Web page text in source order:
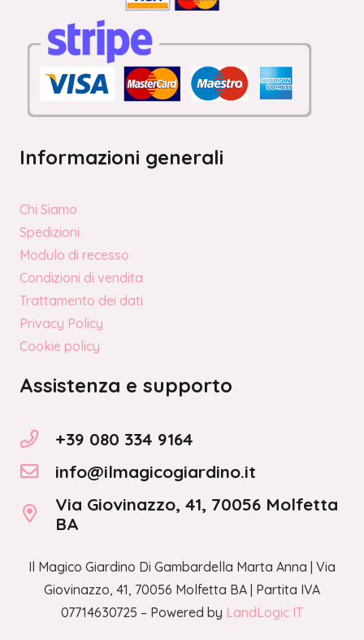
Informazioni generali
Chi Siamo
Spedizioni
Modulo di recesso
Condizioni di vendita
Trattamento dei dati
Privacy Policy
Cookie policy
Assistenza e supporto
+39 080 334 9164
info@ilmagicogiardino.it
Via Giovinazzo, 41, 70056 Molfetta
BA
Il Magico Giardino Di Gambardella Marta Anna | Via
Giovinazzo, 41, 70056 Molfetta BA | Partita IVA
07714630725 – Powered by LandLogic IT